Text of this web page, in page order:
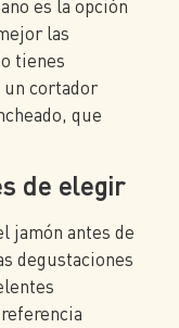
es la opción
las
tienes
un cortador
que
de elegir
jamón antes de
degustaciones